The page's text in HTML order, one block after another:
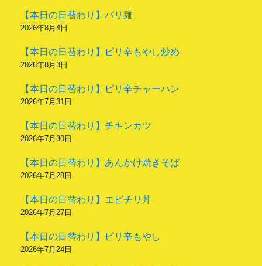
【本日の日替わり】バリ麺
2026年8月4日
【本日の日替わり】ピリ辛もやし炒め
2026年8月3日
【本日の日替わり】ピリ辛チャーハン
2026年7月31日
【本日の日替わり】チキンカツ
2026年7月30日
【本日の日替わり】あんかけ焼きそば
2026年7月28日
【本日の日替わり】エビチリ丼
2026年7月27日
【本日の日替わり】ピリ辛もやし
2026年7月24日